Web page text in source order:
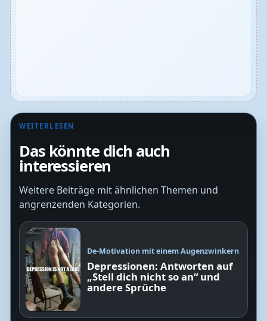
WEITERLESEN
Das könnte dich auch
interessieren
Weitere Beiträge mit ähnlichen Themen und
angrenzenden Kategorien.
De-Motivation mit einem Augenzwinkern
Depressionen: Antworten auf
„Stell dich nicht so an“ und
andere Sprüche